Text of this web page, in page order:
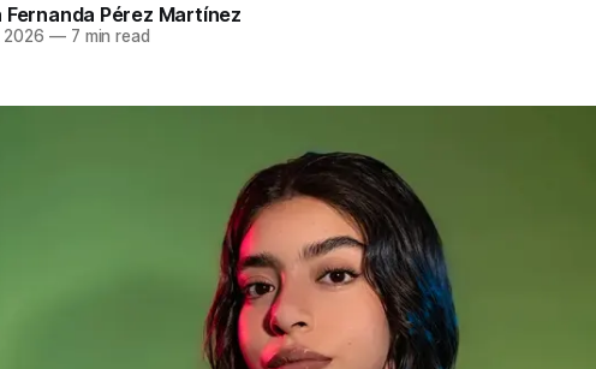
Fernanda Pérez Martínez
2026 —7 min read